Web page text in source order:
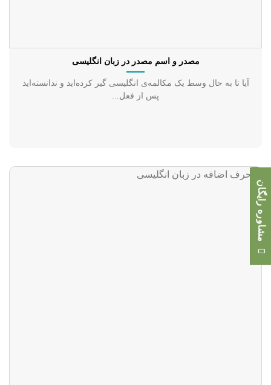
مصدر و اسم مصدر در زبان انگلیسی
آیا تا به حال وسط یک مکالمه‌ی انگلیسی گیر کرده‌اید و ندانسته‌اید
پس از فعل...
مشاوره رایگان